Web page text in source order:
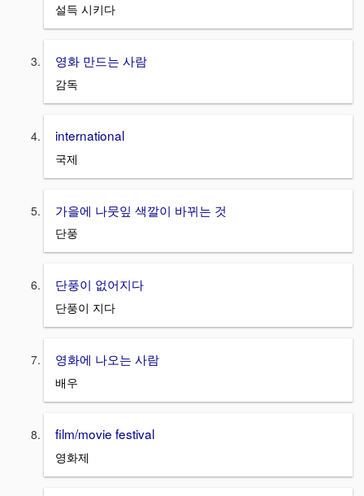
설득 시키다
영화 만드는 사람
감독
international
국제
가을에 나뭇잎 색깔이 바뀌는 것
단풍
단풍이 없어지다
단풍이 지다
영화에 나오는 사람
배우
film/movie festival
영화제